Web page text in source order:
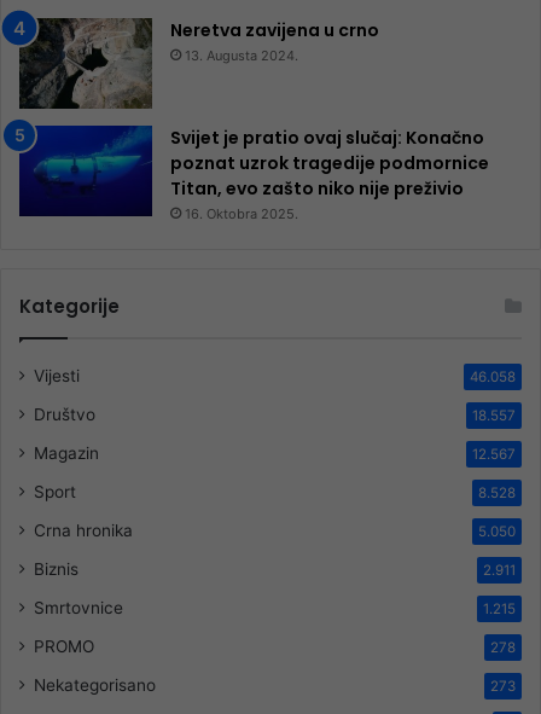
Neretva zavijena u crno
13. Augusta 2024.
Svijet je pratio ovaj slučaj: Konačno
poznat uzrok tragedije podmornice
Titan, evo zašto niko nije preživio
16. Oktobra 2025.
Kategorije
Vijesti 46.058
Društvo 18.557
Magazin 12.567
Sport 8.528
Crna hronika 5.050
Biznis 2.911
Smrtovnice 1.215
PROMO 278
Nekategorisano 273